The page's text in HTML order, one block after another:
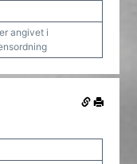
angivet i